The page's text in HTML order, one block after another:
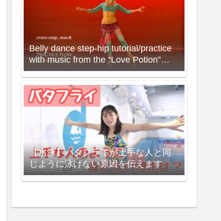
Belly dance step-hip tutorial/practice
with music from the “Love Potion”
Workout with Neon
【水泳】バタフライが上手な人と同
じように泳げない原因を伝えます